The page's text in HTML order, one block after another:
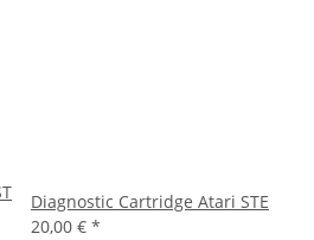
Diagnostic Cartridge Atari STE
20,00 € *